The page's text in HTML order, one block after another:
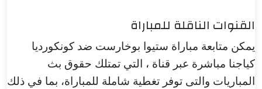
القنوات الناقلة للمباراة
يمكن متابعة مباراة ستيوا بوخارست ضد كونكورديا
كياجنا مباشرة عبر قناة ، التي تمتلك حقوق بث
المباريات والتى توفر تغطية شاملة للمباراة، بما في ذلك